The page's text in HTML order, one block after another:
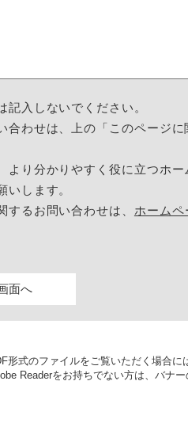
入しないでください。
合わせは、上の「このページ
より分かりやすく役に立つホ
いします。
るお問い合わせは、 ホームペ
形式のファイルをご覧いただく場合に
Readerをお持ちでない方は、バナ